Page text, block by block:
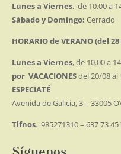
Lunes a Viernes, de 10.00 a
Sábado y Domingo: Cerrado
HORARIO de VERANO (del
Lunes a Viernes, de 10.00 a
por VACACIONESdel 20/08 al
ESPECIATÉ
Avenida de Galicia, 3 – 33005
Tlfnos. 985271310 – 637 73 45